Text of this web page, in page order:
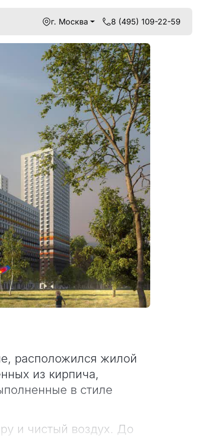
г. Москва 8 (495) 109-22-59
расположился жилой
из кирпича,
в стиле
и чистый воздух. До